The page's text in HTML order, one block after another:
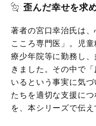
歪んだ幸せを求
著者の宮口幸治氏は
こころ専門医」。児
療少年院等に勤務し
きました。その中で
いるという事実に気
たちを適切な支援に
を、本シリーズで伝え